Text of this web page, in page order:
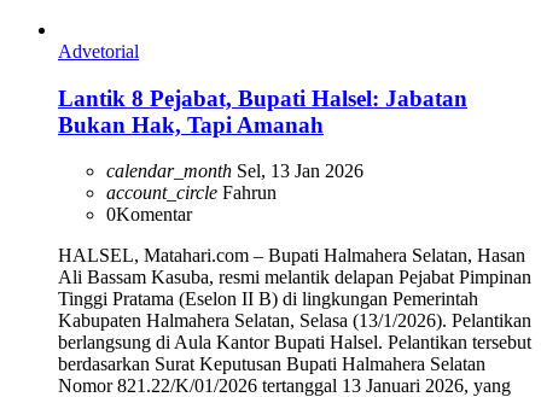
Advetorial
Lantik 8 Pejabat, Bupati Halsel: Jabatan
Bukan Hak, Tapi Amanah
calendar_month Sel, 13 Jan 2026
account_circle Fahrun
0Komentar
HALSEL, Matahari.com – Bupati Halmahera Selatan, Hasan
Ali Bassam Kasuba, resmi melantik delapan Pejabat Pimpinan
Tinggi Pratama (Eselon II B) di lingkungan Pemerintah
Kabupaten Halmahera Selatan, Selasa (13/1/2026). Pelantikan
berlangsung di Aula Kantor Bupati Halsel. Pelantikan tersebut
berdasarkan Surat Keputusan Bupati Halmahera Selatan
Nomor 821.22/K/01/2026 tertanggal 13 Januari 2026, yang